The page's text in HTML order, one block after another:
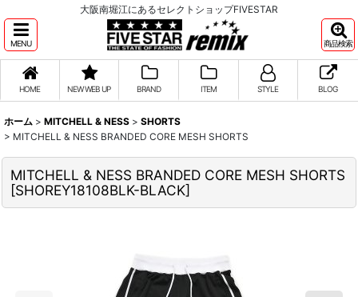
大阪南堀江にあるセレクトショップFIVESTAR
MENU 商品検索
HOME NEW WEB UP BRAND ITEM STYLE BLOG
ホーム > MITCHELL & NESS > SHORTS
> MITCHELL & NESS BRANDED CORE MESH SHORTS
MITCHELL & NESS BRANDED CORE MESH SHORTS
[SHOREY18108BLK-BLACK]